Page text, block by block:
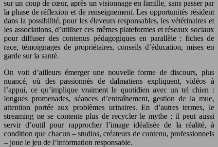
sur un coup de cœur, après un visionnage en famille, sans passer par
la phase de réflexion et de renseignement. Les opportunités résident
dans la possibilité, pour les éleveurs responsables, les vétérinaires et
les associations, d’utiliser ces mêmes plateformes et réseaux sociaux
pour diffuser des contenus pédagogiques en parallèle : fiches de
race, témoignages de propriétaires, conseils d’éducation, mises en
garde sur la santé.
On voit d’ailleurs émerger une nouvelle forme de discours, plus
nuancé, où des passionnés de dalmatiens expliquent, vidéos à
l’appui, ce qu’implique vraiment le quotidien avec un tel chien :
longues promenades, séances d’entraînement, gestion de la mue,
attention portée aux problèmes urinaires. En d’autres termes, le
streaming ne se contente plus de recycler le mythe ; il peut aussi
servir d’outil pour rapprocher l’image idéalisée de la réalité, à
condition que chacun – studios, créateurs de contenu, professionnels
– joue le jeu de l’information responsable.